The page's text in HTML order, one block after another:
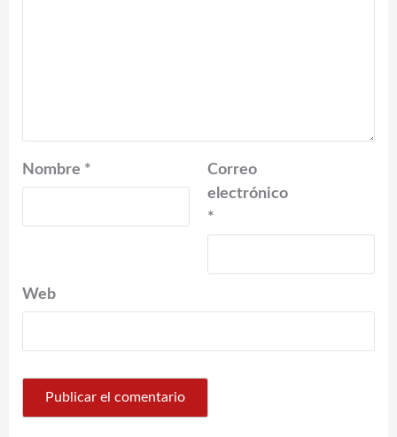
Nombre *
Correo
electrónico
*
Web